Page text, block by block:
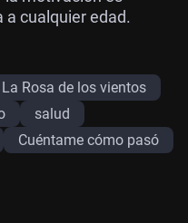
cualquier edad.
La Rosa de los vientos
salud
Cuéntame cómo pasó